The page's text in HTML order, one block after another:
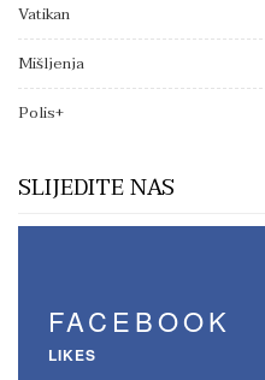
Vatikan
Mišljenja
Polis+
SLIJEDITE NAS
FACEBOOK
LIKES